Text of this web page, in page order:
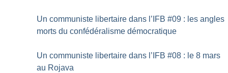
Un communiste libertaire dans l’IFB #09 : les angles
morts du confédéralisme démocratique
Un communiste libertaire dans l’IFB #08 : le 8 mars
au Rojava